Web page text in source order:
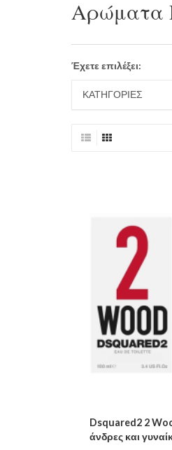
Αρώματα
Έχετε επιλέξει:
ΚΑΤΗΓΟΡΙΕΣ
Dsquared2 2
άνδρες και